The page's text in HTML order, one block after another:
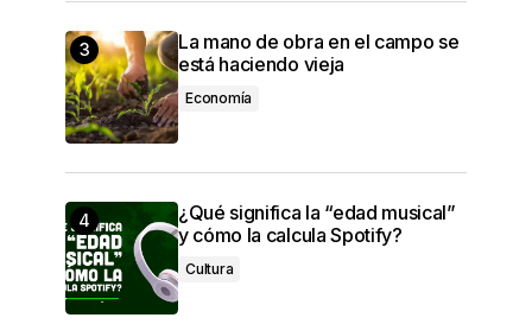
La mano de obra en el campo se
está haciendo vieja
Economía
¿Qué significa la “edad musical”
y cómo la calcula Spotify?
Cultura